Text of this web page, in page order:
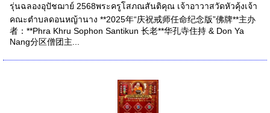
รุ่นฉลองอุปัชฌาย์ 2568พระครูโสภณสันติคุณ เจ้าอาวาสวัดหัวคุ้งเจ้า
คณะตำบลดอนหญ้านาง **2025年“庆祝戒师任命纪念版”佛牌**主办
者：**Phra Khru Sophon Santikun 长老**华孔寺住持 & Don Ya
Nang分区僧团主...